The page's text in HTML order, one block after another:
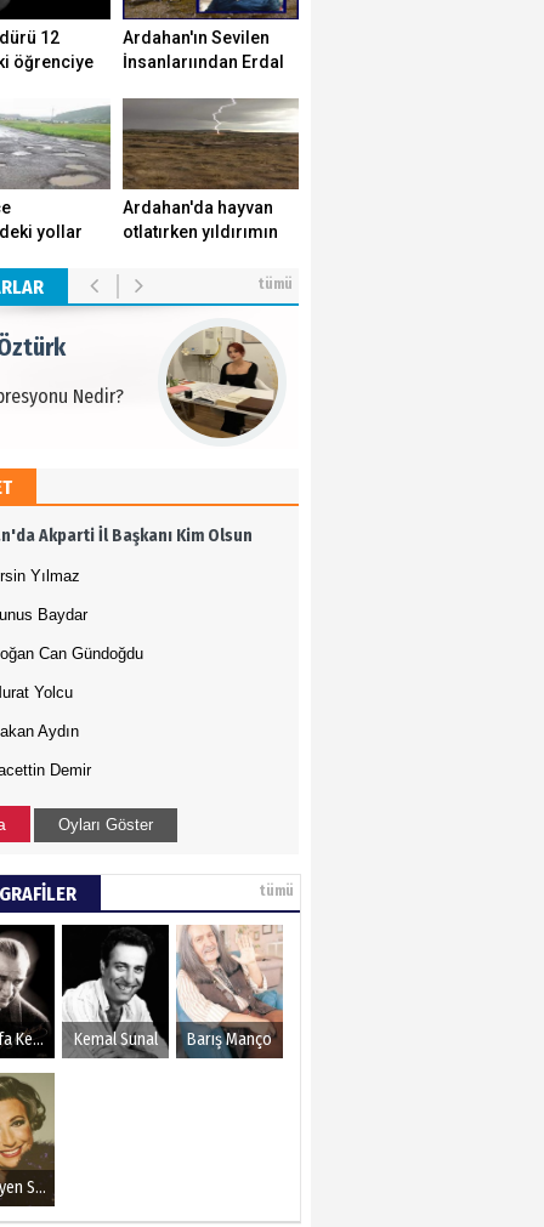
12
öğrenciye
Ardahan'ın Sevilen
İnsanlarıından Erdal
yollar
Ardahan'da hayvan
otlatırken yıldırımın
yaşamını yitirdi.
tümü
Nedir?
Nedir?
Nedir?
Akparti İl Başkanı Kim Olsun
Yılmaz
Baydar
Can Gündoğdu
Yolcu
Aydın
Demir
Oyları Göster
tümü
Mustafa Kemal Atatürk Kemal Sunal Barış Manço
Müzeyyen Senar